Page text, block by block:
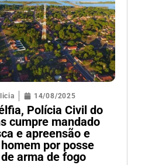
14/08/2025
Polícia Civil do
cumpre mandado
e apreensão e
por posse
arma de fogo